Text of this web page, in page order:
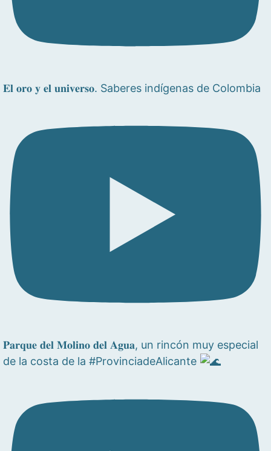
𝐄𝐥 𝐨𝐫𝐨 𝐲 𝐞𝐥 𝐮𝐧𝐢𝐯𝐞𝐫𝐬𝐨. Saberes indígenas de Colombia
𝐏𝐚𝐫𝐪𝐮𝐞 𝐝𝐞𝐥 𝐌𝐨𝐥𝐢𝐧𝐨 𝐝𝐞𝐥 𝐀𝐠𝐮𝐚, un rincón muy especial
de la costa de la #ProvinciadeAlicante